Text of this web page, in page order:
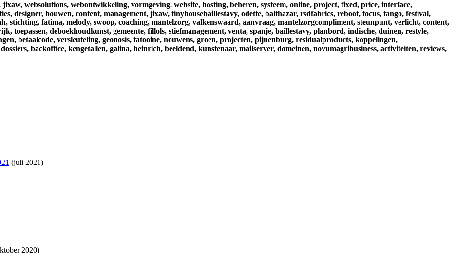
jixaw, websolutions, webontwikkeling, vormgeving, website, hosting, beheren, systeem, online, project, fixed, price, interface,
designer, bouwen, content, management, jixaw, tinyhousebaillestavy, odette, balthazar, rsdfabrics, reboot, focus, tango, festival,
stichting, fatima, melody, swoop, coaching, mantelzorg, valkenswaard, aanvraag, mantelzorgcompliment, steunpunt, verlicht, content,
toepassen, deboekhoudkunst, gemeente, fillols, stiefmanagement, venta, spanje, baillestavy, planbord, indische, duinen, restyle,
betaalcode, versleuteling, geonosis, tatooine, nouwens, groen, projecten, pijnenburg, residualproducts, koppelingen,
dossiers, backoffice, kengetallen, galina, heinrich, beeldend, kunstenaar, mailserver, domeinen, novumagribusiness, activiteiten, reviews,
(juli 2021)
2020)